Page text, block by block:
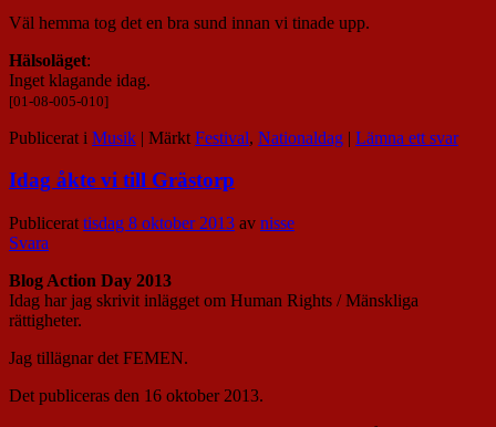
Väl hemma tog det en bra sund innan vi tinade upp.
Hälsoläget:
Inget klagande idag.
[01-08-005-010]
Publicerat i Musik | Märkt Festival, Nationaldag | Lämna ett svar
Idag åkte vi till Grästorp
Publicerat tisdag 8 oktober 2013 av nisse
Svara
Blog Action Day 2013
Idag har jag skrivit inlägget om Human Rights / Mänskliga
rättigheter.
Jag tillägnar det FEMEN.
Det publiceras den 16 oktober 2013.